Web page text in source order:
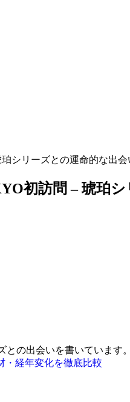
シリーズとの運命的な出会
初訪問 – 琥珀
の出会いを書いていま
・経年変化を徹底比較